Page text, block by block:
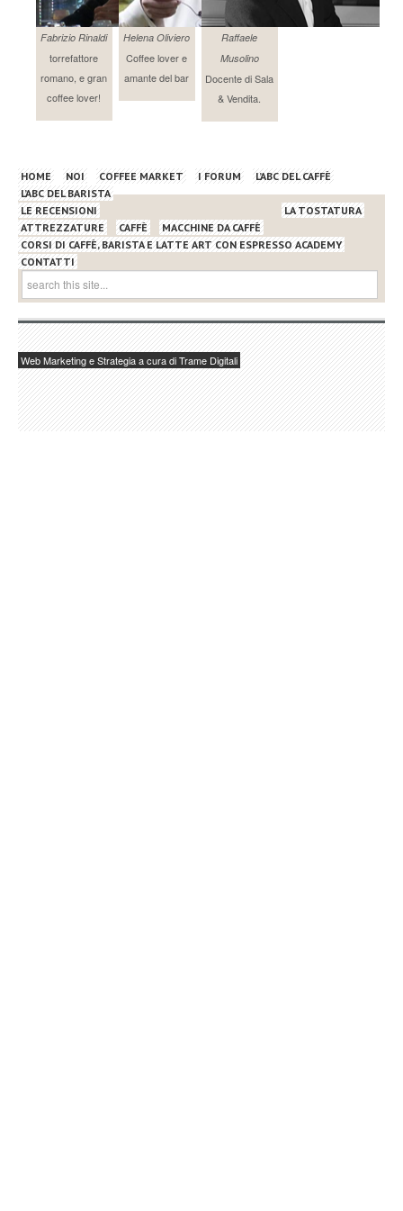
Fabrizio Rinaldi
torrefattore
romano, e gran
coffee lover!
Helena Oliviero
Coffee lover e
amante del bar
Raffaele
Musolino
Docente di Sala
& Vendita.
HOME NOI COFFEE MARKET I FORUM
L’ABC DEL CAFFÈ
L’ABC DEL BARISTA
LE RECENSIONI
ATTREZZATURE
CAFFÈ MACCHINE DA CAFFÈ
LA TOSTATURA
CORSI DI CAFFÈ, BARISTA E LATTE ART CON ESPRESSO ACADEMY
CONTATTI
Web Marketing e Strategia a cura di Trame Digitali